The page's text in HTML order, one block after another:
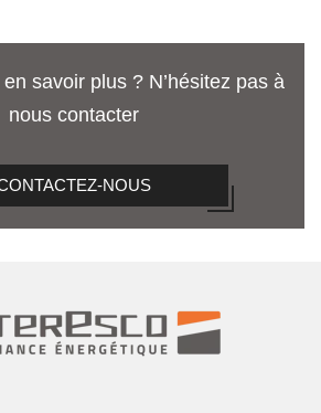
savoir plus ? N’hésitez pas à
nous contacter
NOUS